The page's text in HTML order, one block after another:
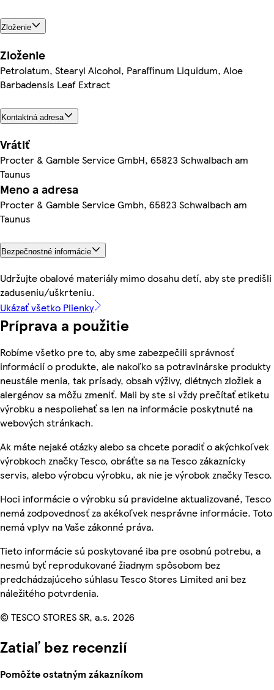
Zloženie
Zloženie
Petrolatum, Stearyl Alcohol, Paraffinum Liquidum, Aloe
Barbadensis Leaf Extract
Kontaktná adresa
Vrátiť
Procter & Gamble Service GmbH, 65823 Schwalbach am
Taunus
Meno a adresa
Procter & Gamble Service Gmbh, 65823 Schwalbach am
Taunus
Bezpečnostné informácie
Udržujte obalové materiály mimo dosahu detí, aby ste predišli
zaduseniu/uškrteniu.
Ukázať všetko Plienky
Príprava a použitie
Robíme všetko pre to, aby sme zabezpečili správnosť
informácií o produkte, ale nakoľko sa potravinárske produkty
neustále menia, tak prísady, obsah výživy, diétnych zložiek a
alergénov sa môžu zmeniť. Mali by ste si vždy prečítať etiketu
výrobku a nespoliehať sa len na informácie poskytnuté na
webových stránkach.
Ak máte nejaké otázky alebo sa chcete poradiť o akýchkoľvek
výrobkoch značky Tesco, obráťte sa na Tesco zákaznícky
servis, alebo výrobcu výrobku, ak nie je výrobok značky Tesco.
Hoci informácie o výrobku sú pravidelne aktualizované, Tesco
nemá zodpovednosť za akékoľvek nesprávne informácie. Toto
nemá vplyv na Vaše zákonné práva.
Tieto informácie sú poskytované iba pre osobnú potrebu, a
nesmú byť reprodukované žiadnym spôsobom bez
predchádzajúceho súhlasu Tesco Stores Limited ani bez
náležitého potvrdenia.
© TESCO STORES SR, a.s. 2026
Zatiaľ bez recenzií
Pomôžte ostatným zákazníkom